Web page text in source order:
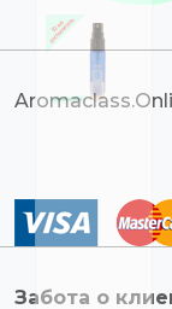
Забота о